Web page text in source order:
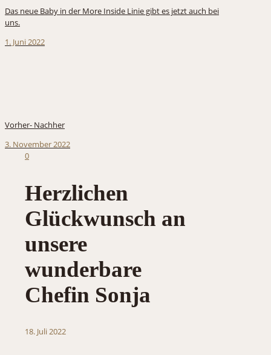
Das neue Baby in der More Inside Linie gibt es jetzt auch bei
uns.
1. Juni 2022
Vorher- Nachher
3. November 2022
0
Herzlichen
Glückwunsch an
unsere
wunderbare
Chefin Sonja
18. Juli 2022